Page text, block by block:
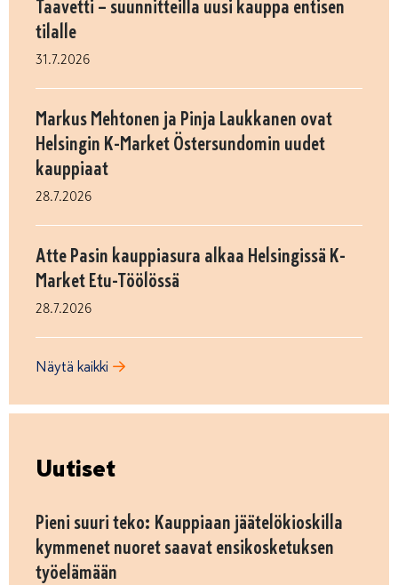
Taavetti – suunnitteilla uusi kauppa entisen
tilalle
31.7.2026
Markus Mehtonen ja Pinja Laukkanen ovat
Helsingin K-Market Östersundomin uudet
kauppiaat
28.7.2026
Atte Pasin kauppiasura alkaa Helsingissä K-
Market Etu-Töölössä
28.7.2026
Näytä kaikki
Uutiset
Pieni suuri teko: Kauppiaan jäätelökioskilla
kymmenet nuoret saavat ensikosketuksen
työelämään